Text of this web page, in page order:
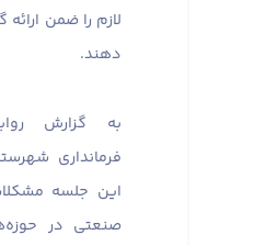
لازم را ضمن ارائه
دهند.
به گزارش
فرمانداری
این جلسه
صنعتی در